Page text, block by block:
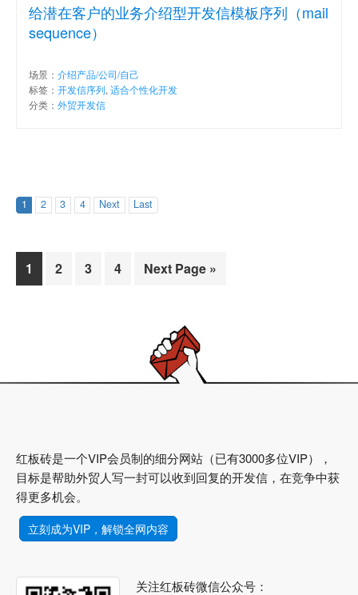
给潜在客户的业务介绍型开发信模板序列（mail
sequence）
场景： 介绍产品/公司/自己
标签： 开发信序列, 适合个性化开发
分类： 外贸开发信
1 2 3 4 Next Last
Page
1 Page
2 Page
3 Page
4 Next Page »
红板砖是一个VIP会员制的细分网站（已有3000多位VIP），
目标是帮助外贸人写一封可以收到回复的开发信，在竞争中获
得更多机会。
立刻成为VIP，解锁全网内容
关注红板砖微信公众号：